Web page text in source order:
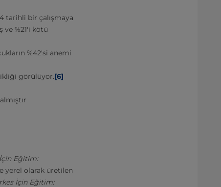
tarihli bir çalışmaya
ve %21'i kötü
%42'si anemi
görülüyor.[6]
Eğitim:
yerel olarak üretilen
İçin Eğitim: